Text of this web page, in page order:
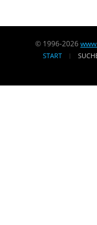
© 1996-2026
START